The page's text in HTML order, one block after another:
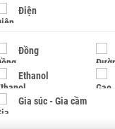
Điện
Đồng
Ethanol
Gia súc - Gia cầm